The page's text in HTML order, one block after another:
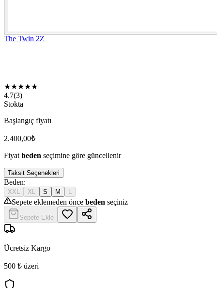
The Twin 2Z
★★★★★
4.7(3)
Stokta
Başlangıç fiyatı
2.400,00₺
Fiyat beden seçimine göre güncellenir
Taksit Seçenekleri
Beden: —
XXL XL S M
Sepete eklemeden önce beden seçiniz
Sepete Ekle
Ücretsiz Kargo
500 ₺ üzeri